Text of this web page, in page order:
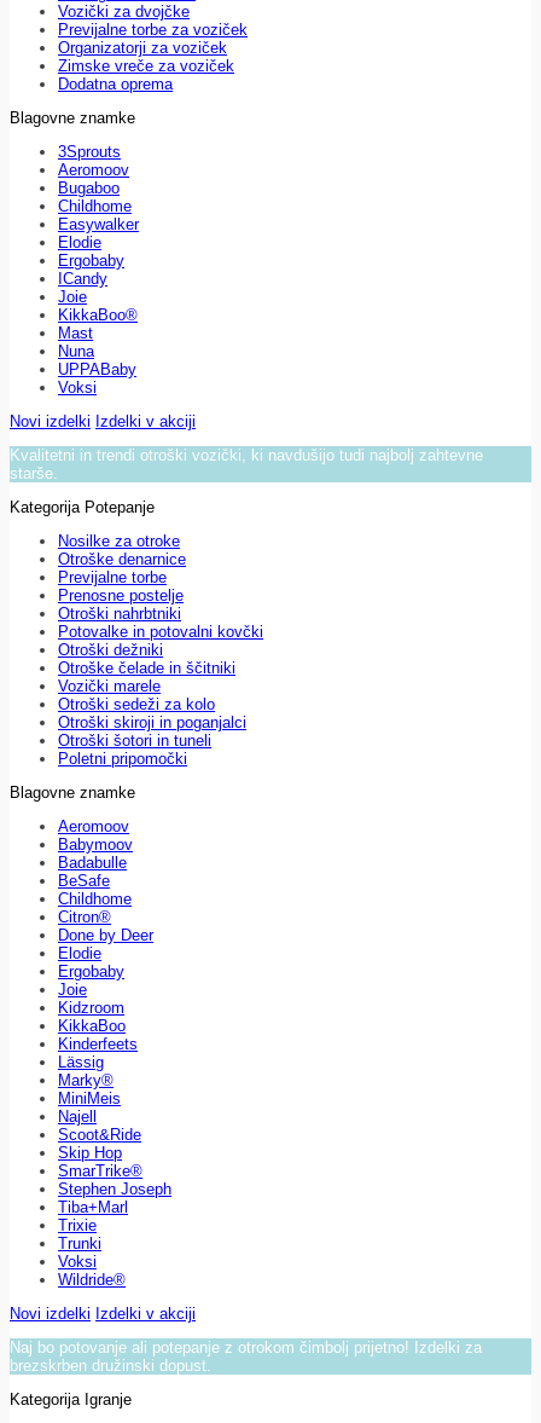
Vozički za dvojčke
Previjalne torbe za voziček
Organizatorji za voziček
Zimske vreče za voziček
Dodatna oprema
Blagovne znamke
3Sprouts
Aeromoov
Bugaboo
Childhome
Easywalker
Elodie
Ergobaby
ICandy
Joie
KikkaBoo®
Mast
Nuna
UPPABaby
Voksi
Novi izdelki Izdelki v akciji
Kvalitetni in trendi otroški vozički, ki navdušijo tudi najbolj zahtevne
starše.
Kategorija Potepanje
Nosilke za otroke
Otroške denarnice
Previjalne torbe
Prenosne postelje
Otroški nahrbtniki
Potovalke in potovalni kovčki
Otroški dežniki
Otroške čelade in ščitniki
Vozički marele
Otroški sedeži za kolo
Otroški skiroji in poganjalci
Otroški šotori in tuneli
Poletni pripomočki
Blagovne znamke
Aeromoov
Babymoov
Badabulle
BeSafe
Childhome
Citron®
Done by Deer
Elodie
Ergobaby
Joie
Kidzroom
KikkaBoo
Kinderfeets
Lässig
Marky®
MiniMeis
Najell
Scoot&Ride
Skip Hop
SmarTrike®
Stephen Joseph
Tiba+Marl
Trixie
Trunki
Voksi
Wildride®
Novi izdelki Izdelki v akciji
Naj bo potovanje ali potepanje z otrokom čimbolj prijetno! Izdelki za
brezskrben družinski dopust.
Kategorija Igranje